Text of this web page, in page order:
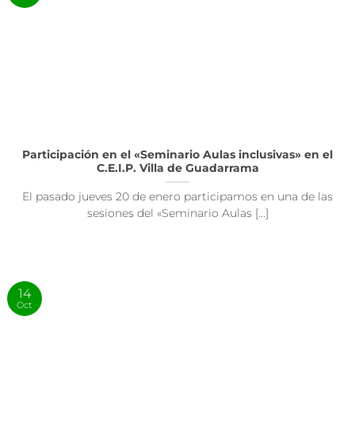
Participación en el «Seminario Aulas inclusivas» en el
C.E.I.P. Villa de Guadarrama
El pasado jueves 20 de enero participamos en una de las
sesiones del «Seminario Aulas [...]
14
Oct